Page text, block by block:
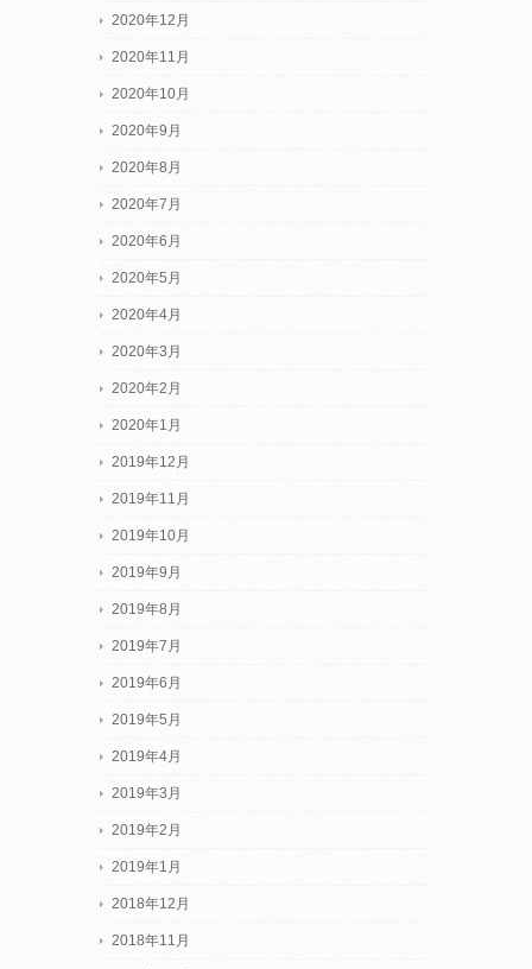
2020年12月
2020年11月
2020年10月
2020年9月
2020年8月
2020年7月
2020年6月
2020年5月
2020年4月
2020年3月
2020年2月
2020年1月
2019年12月
2019年11月
2019年10月
2019年9月
2019年8月
2019年7月
2019年6月
2019年5月
2019年4月
2019年3月
2019年2月
2019年1月
2018年12月
2018年11月